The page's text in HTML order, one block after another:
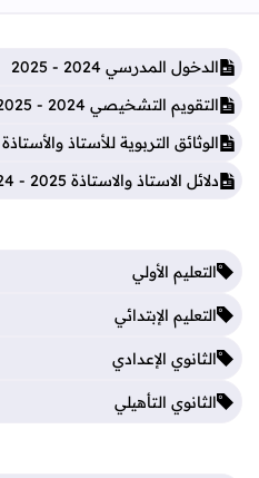
الدخول المدرسي 2024 - 2025
التقويم التشخيصي 2024 - 2025
الوثائق التربوية للأستاذ والأستاذة 2024 - 2025
دلائل الاستاذ والاستاذة 2025 - 2024
التعليم الأولي
التعليم الإبتدائي
الثانوي الإعدادي
الثانوي التأهيلي